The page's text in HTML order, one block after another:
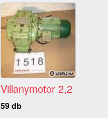
Villanymotor 2,2
59 db